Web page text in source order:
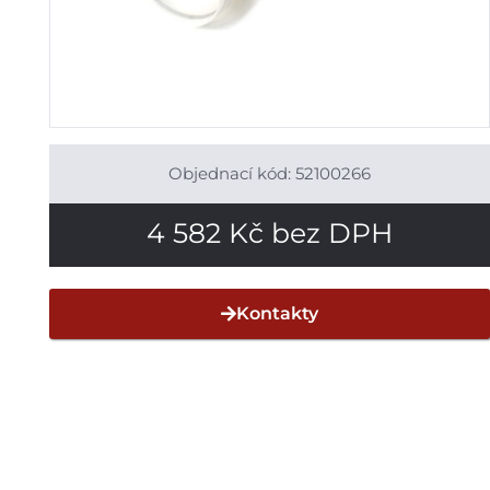
Objednací kód: 52100266
4 582 Kč bez DPH
Kontakty